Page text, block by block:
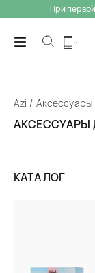
При
Azi Аксессуары
АКСЕССУАРЫ
КАТАЛОГ